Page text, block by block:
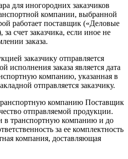
для иногородних заказчиков
компании, выбранной
работает поставщик («Деловые
счет заказчика, если иное не
заказа.
заказчику отправляется
исполнения заказа является дата
компанию, указанная в
отправляется заказчику.
компанию Поставщик
отправляемой продукции.
в транспортную компанию и до
за ее комплектность
компания, доставляющая